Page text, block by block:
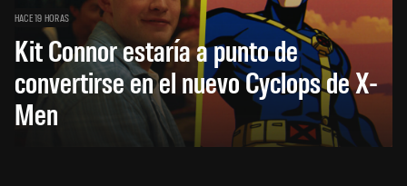
HACE 19 HORAS
Kit Connor estaría a punto de
convertirse en el nuevo Cyclops de X-
Men